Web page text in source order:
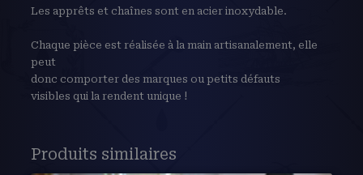
Les apprêts et chaînes sont en acier inoxydable.
Chaque pièce est réalisée à la main artisanalement, elle
peut
donc comporter des marques ou petits défauts
visibles qui la rendent unique !
Produits similaires